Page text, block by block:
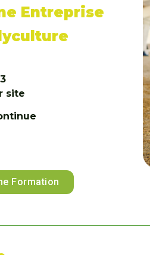
Entreprise
site
Formation